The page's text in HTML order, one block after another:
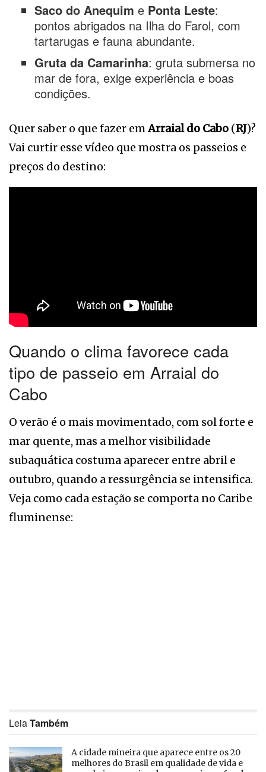
Saco do Anequim e Ponta Leste:
pontos abrigados na Ilha do Farol, com
tartarugas e fauna abundante.
Gruta da Camarinha: gruta submersa no
mar de fora, exige experiência e boas
condições.
Quer saber o que fazer em Arraial do Cabo (RJ)?
Vai curtir esse vídeo que mostra os passeios e
preços do destino:
Quando o clima favorece cada
tipo de passeio em Arraial do
Cabo
O verão é o mais movimentado, com sol forte e
mar quente, mas a melhor visibilidade
subaquática costuma aparecer entre abril e
outubro, quando a ressurgência se intensifica.
Veja como cada estação se comporta no Caribe
fluminense:
LeiaTambém
A cidade mineira que aparece entre os 20
melhores do Brasil em qualidade de vida e